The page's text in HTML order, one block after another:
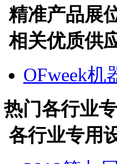
精准产品展
相关优质供
OFweek机
热门各行业
各行业专用